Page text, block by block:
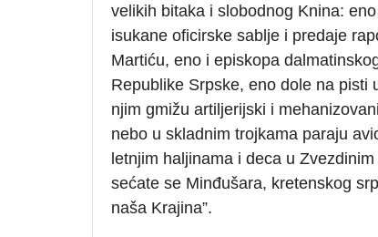
velikih bitaka i slobodnog Knina:
isukane oficirske sablje i predaje
Martiću, eno i episkopa
Republike Srpske, eno dole na pisti
njim gmižu artiljerijski i
nebo u skladnim trojkama paraju
letnjim haljinama i deca u
sećate se Minđušara, kretenskog
naša Krajina”.